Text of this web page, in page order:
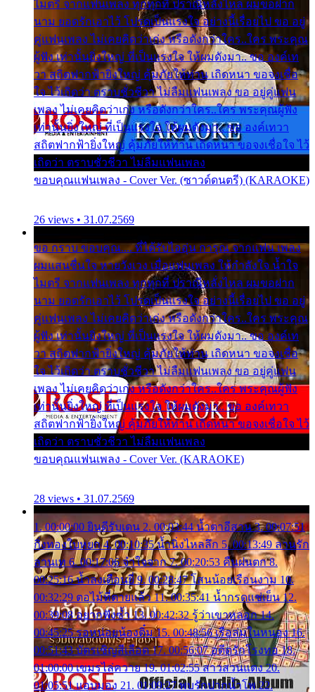
ไมตรี จากแฟนเพลง ทุกทุกที่ ปราณีหลั่งไหล ผมขอฝาก
นาม ยอดรักเอาไว้ โปรดเป็นแรงใจ อย่างนี้เรื่อยไป ขอ อยู่
คู่แฟนเพลง ไม่เคยคิดว่าเก่ง หรือดังกว่าใคร..ใคร พระคุณ
ผู้ฟัง เท่านั้นยิ่งใหญ่ ที่เป็นแรงใจ ให้ผมดังมา.. ขอ องค์เท
วา สถิตฟากฟ้ายิ่งใหญ่ คุ้มภัยให้ท่าน เถิดหนา ขอจงเชื่อ
ใจ ไว้เถิดว่า ตราบชั่วชีวา ไม่ลืมแฟนเพลง ขอ อยู่คู่แฟน
เพลง ไม่เคยคิดว่าเก่ง หรือดังกว่าใคร..ใคร พระคุณผู้ฟัง
เท่านั้นยิ่งใหญ่ ที่เป็นแรงใจ ให้ผมดังมา.. ขอ องค์เทวา
สถิตฟากฟ้ายิ่งใหญ่ คุ้มภัยให้ท่าน เถิดหนา ขอจงเชื่อใจ ไว้
เถิดว่า ตราบชั่วชีวา ไม่ลืมแฟนเพลง
ขอบคุณแฟนเพลง - Cover Ver. (ซาวด์ดนตรี) (KARAOKE)
26 views • 31.07.2569
ขอ กราบ ขอบคุณ.... ที่ได้รับไออุ่น การุณ จากแฟน เพลง
ผมแสนชื่นใจ หายวังเวง เมื่อแฟนเพลง ให้กำลังใจ น้ำใจ
ไมตรี จากแฟนเพลง ทุกทุกที่ ปราณีหลั่งไหล ผมขอฝาก
นาม ยอดรักเอาไว้ โปรดเป็นแรงใจ อย่างนี้เรื่อยไป ขอ อยู่
คู่แฟนเพลง ไม่เคยคิดว่าเก่ง หรือดังกว่าใคร..ใคร พระคุณ
ผู้ฟัง เท่านั้นยิ่งใหญ่ ที่เป็นแรงใจ ให้ผมดังมา.. ขอ องค์เท
วา สถิตฟากฟ้ายิ่งใหญ่ คุ้มภัยให้ท่าน เถิดหนา ขอจงเชื่อ
ใจ ไว้เถิดว่า ตราบชั่วชีวา ไม่ลืมแฟนเพลง ขอ อยู่คู่แฟน
เพลง ไม่เคยคิดว่าเก่ง หรือดังกว่าใคร..ใคร พระคุณผู้ฟัง
เท่านั้นยิ่งใหญ่ ที่เป็นแรงใจ ให้ผมดังมา.. ขอ องค์เทวา
สถิตฟากฟ้ายิ่งใหญ่ คุ้มภัยให้ท่าน เถิดหนา ขอจงเชื่อใจ ไว้
เถิดว่า ตราบชั่วชีวา ไม่ลืมแฟนเพลง
ขอบคุณแฟนเพลง - Cover Ver. (KARAOKE)
28 views • 31.07.2569
1. 00:00:00 ยินดีรับเดน 2. 00:03:44 น้ำตาอีสาน 3. 00:07:51
กิ่งทองใบหยก 4. 00:10:35 น้ำนิ่งไหลลึก 5. 00:13:49 ลานรัก
ลานเท 6. 00:17:06 จำใจจาก 7. 00:20:53 คืนฝนตก 8.
00:25:16 น้ำลงเดือนยี่ 9. 00:28:47 โสนน้อยเรือนงาม 10.
00:32:29 ตอไม้ที่ตายแล้ว 11. 00:35:41 น้ำกรดแช่เย็น 12.
00:39:08 อยากฟังซ้ำ 13. 00:42:32 รู้ว่าเขาหลอก 14.
00:45:25 รอหน่อยน้องติ๋ม 15. 00:48:56 เรือล่มในหนอง 16.
00:51:43 บัตรเชิญสีเลือด 17. 00:56:07 อดีตรักโรงทอ 18.
01:00:00 เขมรไล่ควาย 19. 01:02:55 สาวสวนแตง 20.
01:05:51 แอบมอง 21. 01:09:27 พบรักปากน้ำโพ 22.